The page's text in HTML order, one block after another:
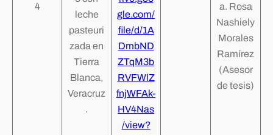
4
leche
pasteuri
zada en
Tierra
Blanca,
Veracruz
.
gle.com/
file/d/1A
DmbND
ZTqM3b
RVFWlZ
fnjWFAk-
HV4Nas
/view?
a. Rosa
Nashiely
Morales
Ramírez
(Asesor
de tesis)